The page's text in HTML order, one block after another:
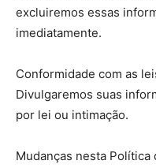
excluiremos essas
imediatamente.
Conformidade com as
Divulgaremos suas
por lei ou intimação.
Mudanças nesta Política